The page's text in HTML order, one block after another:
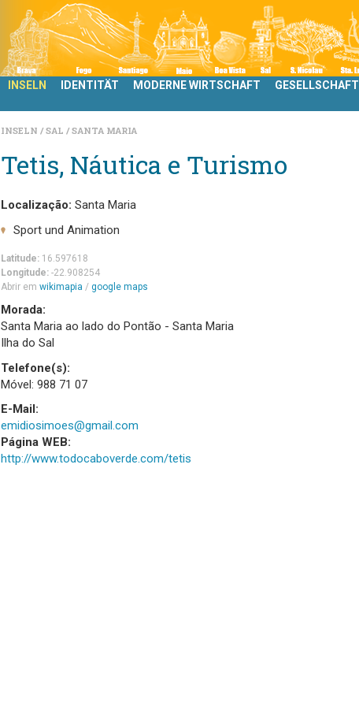
INSELN IDENTITÄT MODERNE WIRTSCHAFT
GESELLSCHAFT
INSELN SAL SANTA MARIA
Tetis, Náutica e Turismo
Localização: Santa Maria
Sport und Animation
Latitude: 16.597618
Longitude: -22.908254
Abrir em wikimapia / google maps
Morada:
Santa Maria ao lado do Pontão - Santa Maria
Ilha do Sal
Telefone(s):
Móvel: 988 71 07
E-Mail:
emidiosimoes@gmail.com
Página WEB:
http://www.todocaboverde.com/tetis